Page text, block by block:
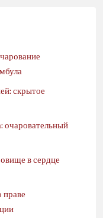
скрытое
очаровательный
в сердце